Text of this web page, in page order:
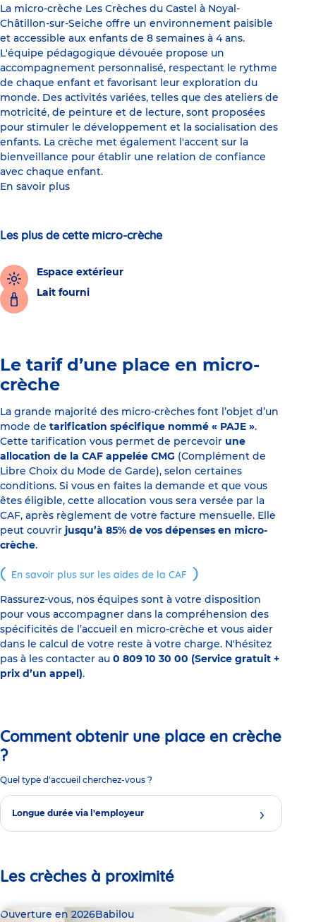
La micro-crèche Les Crèches du Castel à Noyal-
Châtillon-sur-Seiche offre un environnement paisible
et accessible aux enfants de 8 semaines à 4 ans.
L'équipe pédagogique dévouée propose un
accompagnement personnalisé, respectant le rythme
de chaque enfant et favorisant leur exploration du
monde. Des activités variées, telles que des ateliers de
motricité, de peinture et de lecture, sont proposées
pour stimuler le développement et la socialisation des
enfants. La crèche met également l'accent sur la
bienveillance pour établir une relation de confiance
avec chaque enfant.
En savoir plus
Les plus de cette micro-crèche
Espace extérieur
Lait fourni
Le tarif d’une place en micro-
crèche
La grande majorité des micro-crèches font l’objet d’un
mode de tarification spécifique nommé « PAJE ».
Cette tarification vous permet de percevoir une
allocation de la CAF appelée CMG (Complément de
Libre Choix du Mode de Garde), selon certaines
conditions. Si vous en faites la demande et que vous
êtes éligible, cette allocation vous sera versée par la
CAF, après règlement de votre facture mensuelle. Elle
peut couvrir jusqu’à 85% de vos dépenses en micro-
crèche.
En savoir plus sur les aides de la CAF
Rassurez-vous, nos équipes sont à votre disposition
pour vous accompagner dans la compréhension des
spécificités de l’accueil en micro-crèche et vous aider
dans le calcul de votre reste à votre charge. N'hésitez
pas à les contacter au 0 809 10 30 00 (Service gratuit +
prix d’un appel).
Comment obtenir une place en crèche
?
Quel type d'accueil cherchez-vous ?
Longue durée via l'employeur
Les crèches à proximité
Ouverture en 2026Babilou